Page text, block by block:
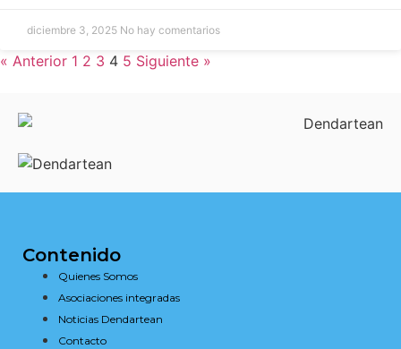
diciembre 3, 2025 No hay comentarios
« Anterior 1 2 3 4 5 Siguiente »
Contenido
Quienes Somos
Asociaciones integradas
Noticias Dendartean
Contacto